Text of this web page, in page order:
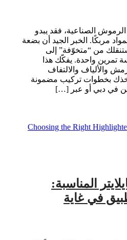
الصناعية، فقد يبدو
مربكًا. الخبر الجيد أن بضعة
من “متخوّفة” إلى
تمرين واحدة. يفكّك هذا
والألياف والالتفاف
بخطوات تركيب مضمونة
في دبي أو عبر […]
المناسبة:
في غاية